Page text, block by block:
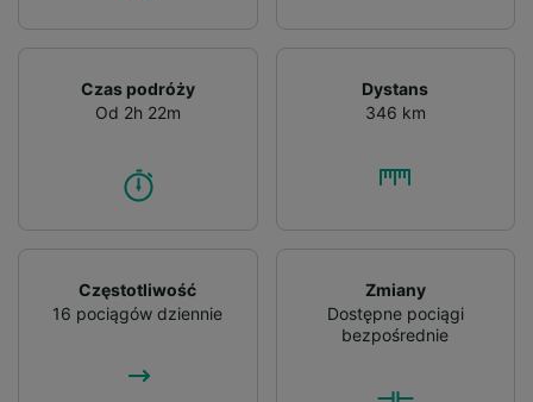
Czas podróży
Od 2h 22m
Dystans
346 km
Częstotliwość
16 pociągów dziennie
Zmiany
Dostępne pociągi
bezpośrednie